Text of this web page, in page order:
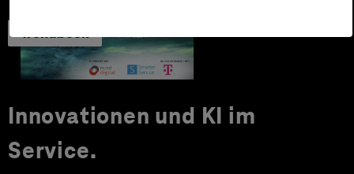
Trendbook
Innovationen und KI im
Service.